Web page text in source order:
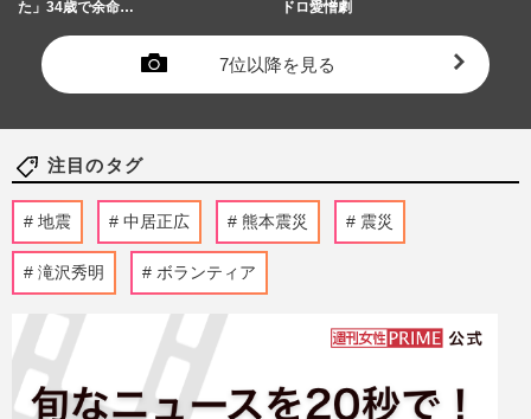
た」34歳で余命…
ドロ愛憎劇
7位以降を見る
注目のタグ
地震 中居正広 熊本震災 震災
滝沢秀明 ボランティア